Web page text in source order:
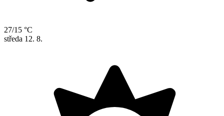
27/15 °C
středa 12. 8.